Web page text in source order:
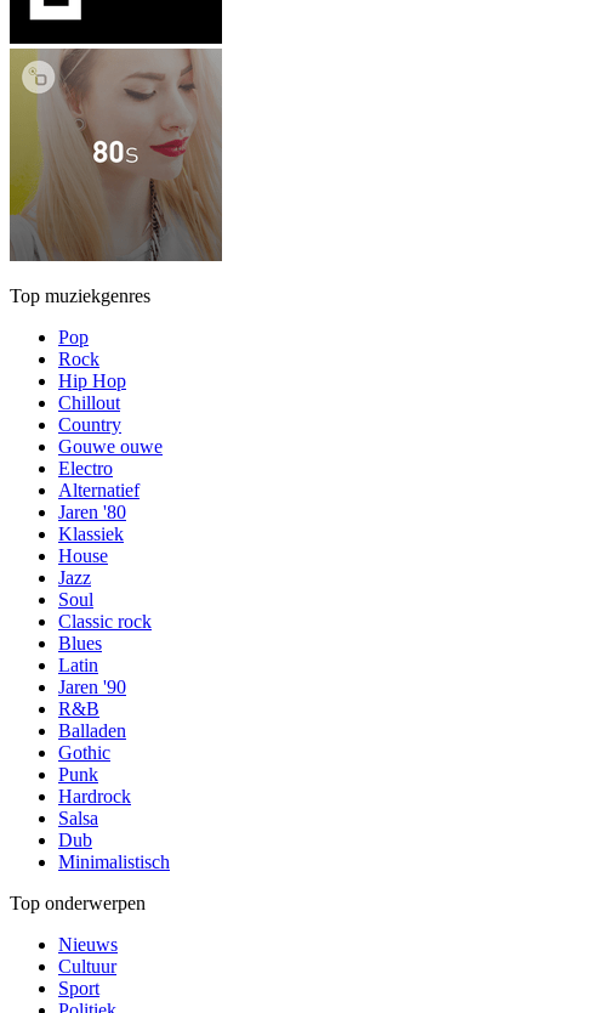
Top muziekgenres
Pop
Rock
Hip Hop
Chillout
Country
Gouwe ouwe
Electro
Alternatief
Jaren '80
Klassiek
House
Jazz
Soul
Classic rock
Blues
Latin
Jaren '90
R&B
Balladen
Gothic
Punk
Hardrock
Salsa
Dub
Minimalistisch
Top onderwerpen
Nieuws
Cultuur
Sport